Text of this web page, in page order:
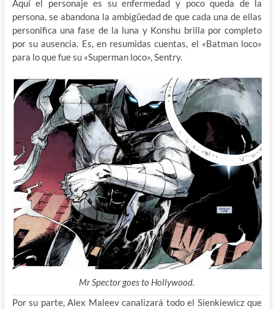
Aquí el personaje es su enfermedad y poco queda de la
persona, se abandona la ambigüedad de que cada una de ellas
personifica una fase de la luna y Konshu brilla por completo
por su ausencia. Es, en resumidas cuentas, el «Batman loco»
para lo que fue su «Superman loco», Sentry.
Mr Spector goes to Hollywood.
Por su parte, Alex Maleev canalizará todo el Sienkiewicz que